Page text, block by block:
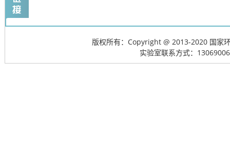
版权所有：Copyright @ 2013-2020 国家
实验室联系方式：